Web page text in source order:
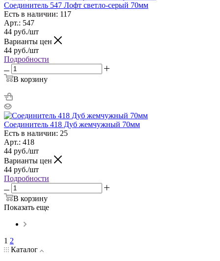
Соединитель 547 Лофт светло-серый 70мм
Есть в наличии: 117
Арт.: 547
44 руб./шт
Варианты цен
44 руб./шт
Подробности
В корзину
Соединитель 418 Дуб жемчужный 70мм
Есть в наличии: 25
Арт.: 418
44 руб./шт
Варианты цен
44 руб./шт
Подробности
В корзину
Показать еще
1 2
Каталог